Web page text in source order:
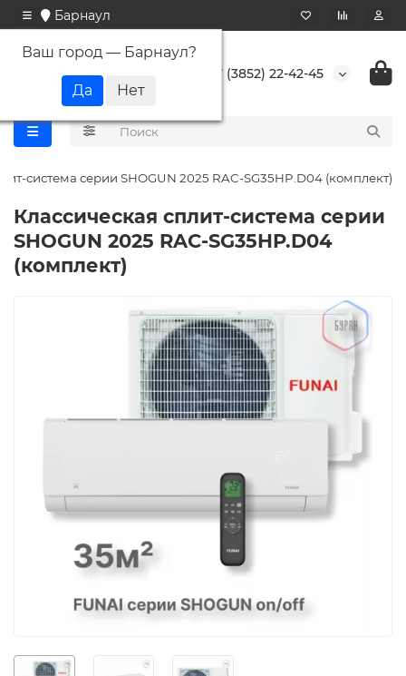
Барнаул
Ваш город — Барнаул?
+7 (3852) 22-42-45
система серии SHOGUN 2025 RAC-SG35HP.D04 (комплект)
Классическая сплит-система серии
SHOGUN 2025 RAC-SG35HP.D04
(комплект)